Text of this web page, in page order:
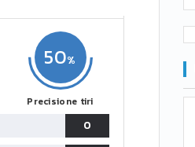
50
Precisione tiri
0